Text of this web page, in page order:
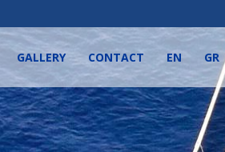
GALLERY CONTACT EN GR